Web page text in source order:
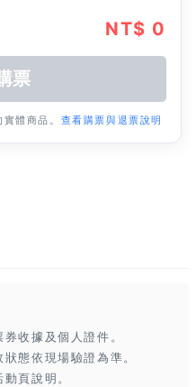
NT$ 0
體商品。 查看購票與退票說明
收據及個人證件。
態依現場驗證為準。
頁說明。